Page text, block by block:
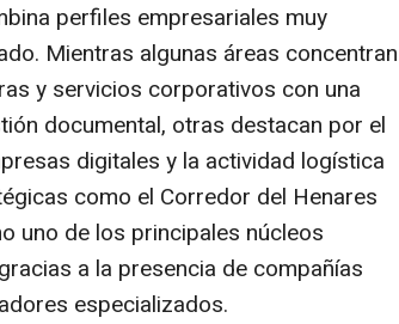
perfiles empresariales muy
Mientras algunas áreas concentran
y servicios corporativos con una
documental, otras destacan por el
digitales y la actividad logística
como el Corredor del Henares
uno de los principales núcleos
a la presencia de compañías
especializados.